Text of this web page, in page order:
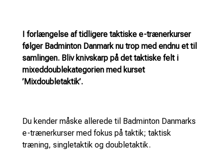
I forlængelse af tidligere taktiske e-trænerkurser
følger Badminton Danmark nu trop med endnu et til
samlingen. Bliv knivskarp på det taktiske felt i
mixeddoublekategorien med kurset
’Mixdoubletaktik’.
Du kender måske allerede til Badminton Danmarks
e-trænerkurser med fokus på taktik; taktisk
træning, singletaktik og doubletaktik.